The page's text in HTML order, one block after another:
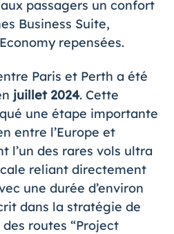
passagers un confort
Business Suite,
repensées.
Paris et Perth a été
juillet 2024. Cette
une étape importante
entre l’Europe et
l’un des rares vols ultra
reliant directement
une durée d’environ
dans la stratégie de
routes “Project